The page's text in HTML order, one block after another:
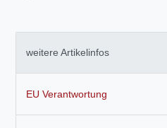
weitere Artikelinfos
EU Verantwortung